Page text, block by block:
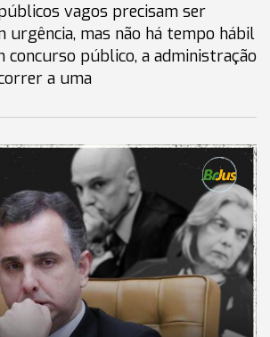
vagos precisam ser
urgência, mas não há tempo hábil
concurso público, a administração
a uma